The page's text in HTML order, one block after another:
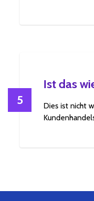
5
Ist das
Dies ist nicht